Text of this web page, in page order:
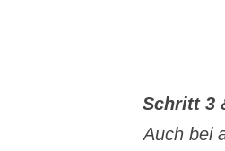
Schritt 3
Auch bei